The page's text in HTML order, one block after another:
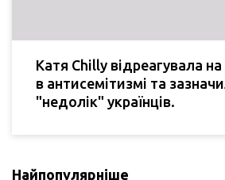
Катя Chilly відреагувала
в антисемітизмі та
"недолік" українців.
Найпопулярніше